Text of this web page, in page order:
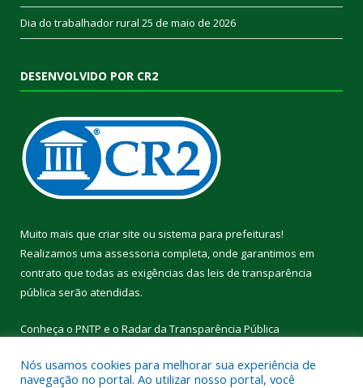
Dia do trabalhador rural 25 de maio de 2026
DESENVOLVIDO POR CR2
Muito mais que criar site ou sistema para prefeituras!
Realizamos uma assessoria completa, onde garantimos em
contrato que todas as exigências das leis de transparência
pública serão atendidas.
Conheça o PNTP e o Radar da Transparência Pública
Nós usamos cookies para melhorar sua experiência de
navegação no portal. Ao utilizar nosso portal, você